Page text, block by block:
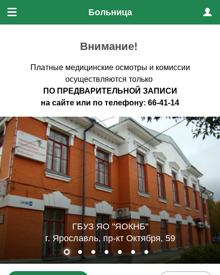
Меню
Больница
Внимание!
Платные медицинские осмотры и комиссии
осуществляются только
ПО ПРЕДВАРИТЕЛЬНОЙ ЗАПИСИ
на сайте или по телефону: 66-41-14
ГБУЗ ЯО "ЯОКНБ"
г. Ярославль, пр-кт Октября, 59